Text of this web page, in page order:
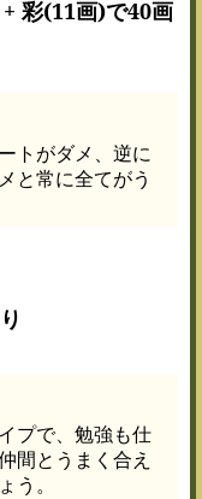
彩(11画)で40画
トがダメ、逆に
と常に全てがう
プで、勉強も仕
間とうまく合え
う。